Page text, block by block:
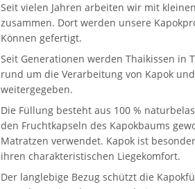
Seit vielen Jahren arbeiten wir mit
zusammen. Dort werden unsere
Können gefertigt.
Seit Generationen werden Thaikissen in
rund um die Verarbeitung von Kapok
weitergegeben.
Die Füllung besteht aus 100 %
den Fruchtkapseln des Kapokbaums
Matratzen verwendet. Kapok ist
ihren charakteristischen Liegekomfort.
Der langlebige Bezug schützt die